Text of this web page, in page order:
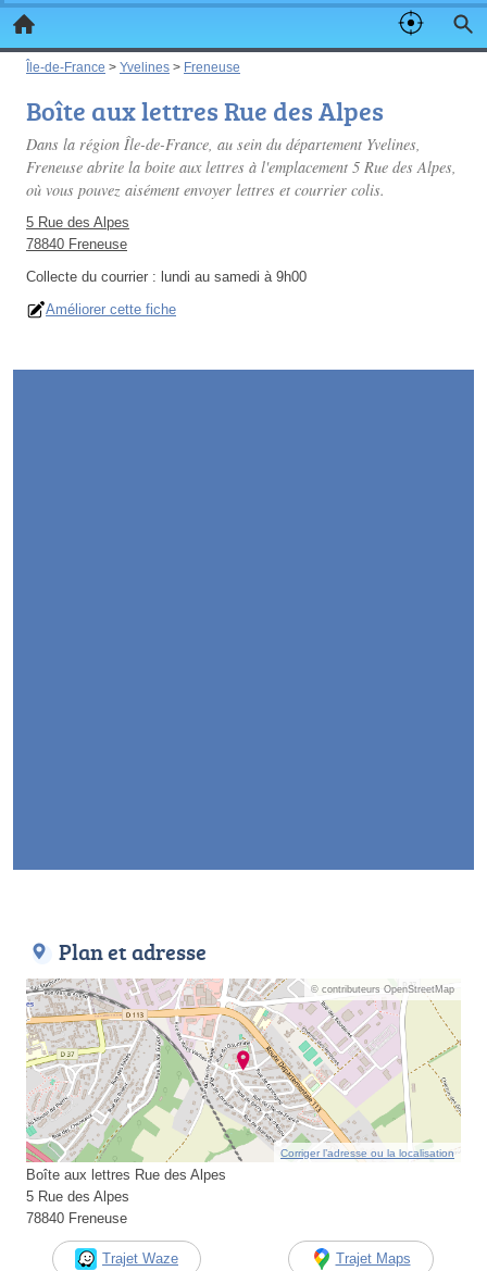
Île-de-France > Yvelines > Freneuse
Boîte aux lettres Rue des Alpes
Dans la région Île-de-France, au sein du département Yvelines,
Freneuse abrite la boite aux lettres à l'emplacement 5 Rue des Alpes,
où vous pouvez aisément envoyer lettres et courrier colis.
5 Rue des Alpes
78840 Freneuse
Collecte du courrier : lundi au samedi à 9h00
Améliorer cette fiche
Plan et adresse
© contributeurs OpenStreetMap
Corriger l’adresse ou la localisation
Boîte aux lettres Rue des Alpes
5 Rue des Alpes
78840 Freneuse
Trajet Waze Trajet Maps